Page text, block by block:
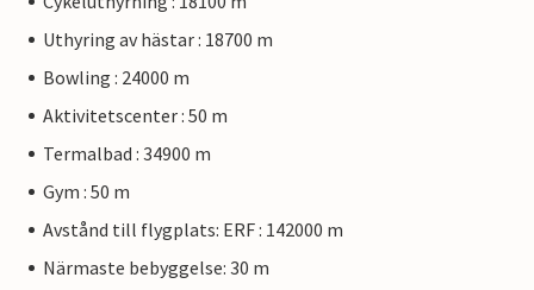
Uthyring av hästar : 18700 m
Bowling : 24000 m
Aktivitetscenter : 50 m
Termalbad : 34900 m
Gym : 50 m
Avstånd till flygplats: ERF : 142000 m
Närmaste bebyggelse: 30 m